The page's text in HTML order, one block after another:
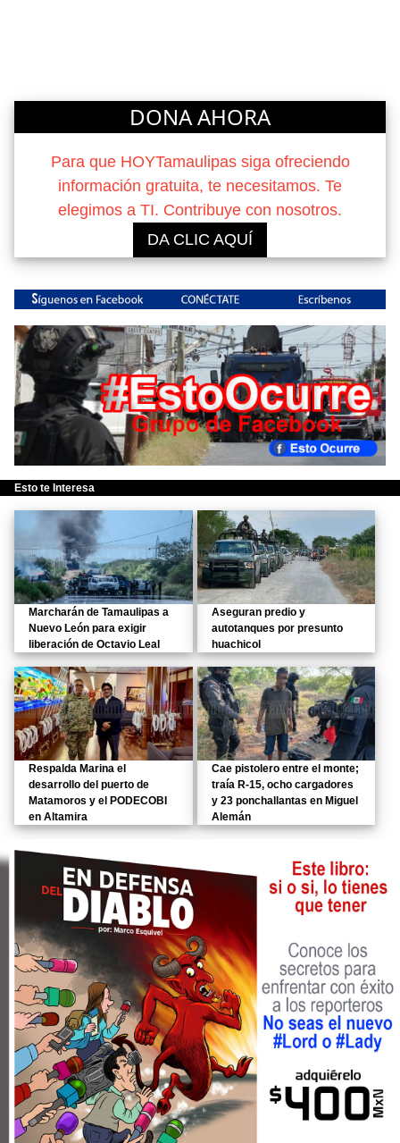
DONA AHORA
Para que HOYTamaulipas siga ofreciendo
información gratuita, te necesitamos. Te
elegimos a TI. Contribuye con nosotros.
DA CLIC AQUÍ
Esto te Interesa
Marcharán de Tamaulipas a
Nuevo León para exigir
liberación de Octavio Leal
Aseguran predio y
autotanques por presunto
huachicol
Respalda Marina el
desarrollo del puerto de
Matamoros y el PODECOBI
en Altamira
Cae pistolero entre el monte;
traía R-15, ocho cargadores
y 23 ponchallantas en Miguel
Alemán